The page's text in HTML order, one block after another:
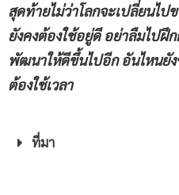
สุดท้ายไม่ว่าโลกจะเปลี่ยนไป
ยังคงต้องใช้อยู่ดี อย่าลืมไปฝึ
พัฒนาให้ดีขึ้นไปอีก อันไหนยั
ต้องใช้เวลา
ที่มา